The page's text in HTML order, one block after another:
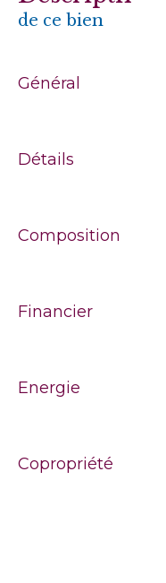
de ce bien
Général
Détails
Composition
Financier
Energie
Copropriété